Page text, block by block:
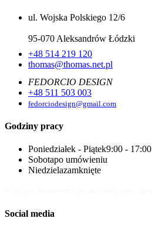
ul. Wojska Polskiego 12/6
95-070 Aleksandrów Łódzki
+48 514 219 120
thomas@thomas.net.pl
FEDORCIO DESIGN
+48 511 503 003
fedorciodesign@gmail.com
Godziny pracy
Poniedziałek - Piątek9:00 - 17:00
Sobotapo umówieniu
Niedzielazamknięte
Social media